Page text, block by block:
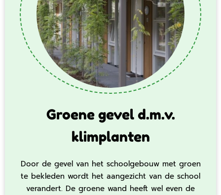
Groene gevel d.m.v.
klimplanten
Door de gevel van het schoolgebouw met groen
te bekleden wordt het aangezicht van de school
verandert. De groene wand heeft wel even de